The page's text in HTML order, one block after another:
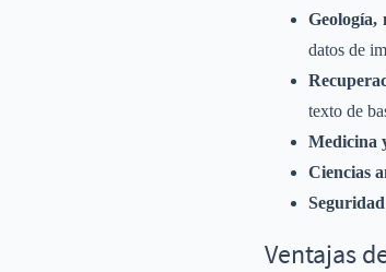
Geología,
datos de
texto de
Medicina
Ciencias
Ventajas